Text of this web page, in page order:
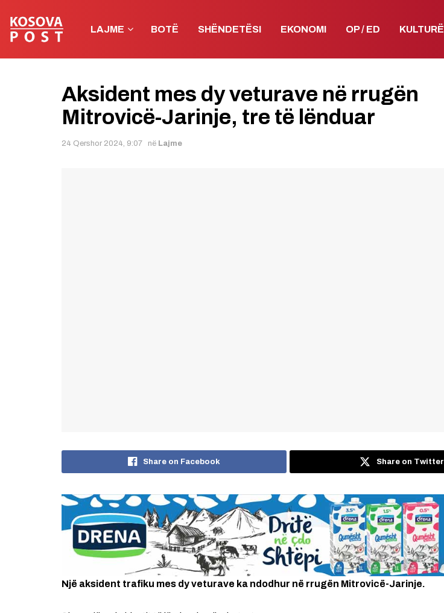
LAJME BOTË SHËNDETËSI EKONOMI OP / ED KULTURË
Aksident mes dy veturave në rrugën
Mitrovicë-Jarinje, tre të lënduar
24 Qershor 2024, 9:07 në Lajme
Share on Facebook Share on Twitter
Një aksident trafiku mes dy veturave ka ndodhur në rrugën Mitrovicë-Jarinje.